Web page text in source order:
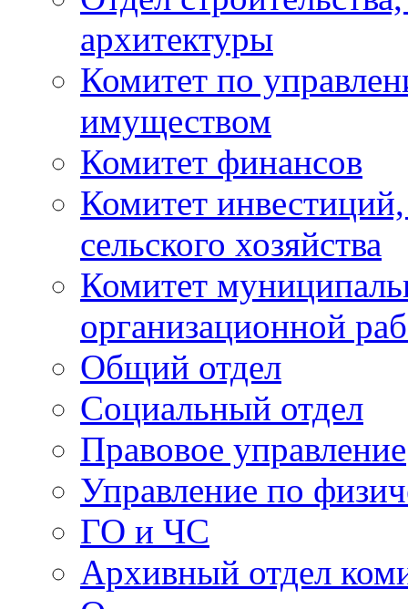
архитектуры
Комитет по
имуществом
Комитет финансов
Комитет
сельского хозяйства
Комитет
организационной
Общий отдел
Социальный отдел
Правовое управление
Управление по
ГО и ЧС
Архивный отдел